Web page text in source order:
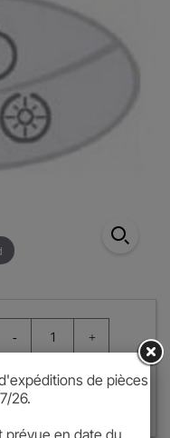
de pièces
26.
prévue en date du